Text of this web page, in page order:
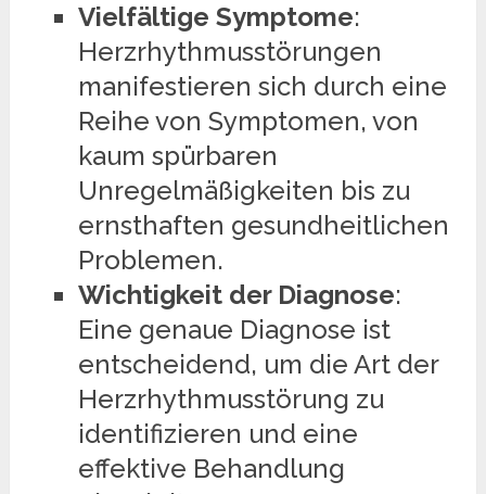
Vielfältige Symptome:
Herzrhythmusstörungen
manifestieren sich durch eine
Reihe von Symptomen, von
kaum spürbaren
Unregelmäßigkeiten bis zu
ernsthaften gesundheitlichen
Problemen.
Wichtigkeit der Diagnose:
Eine genaue Diagnose ist
entscheidend, um die Art der
Herzrhythmusstörung zu
identifizieren und eine
effektive Behandlung